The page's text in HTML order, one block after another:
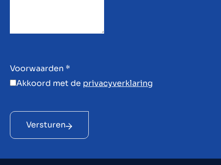
Voorwaarden *
Akkoord met de privacyverklaring
Versturen